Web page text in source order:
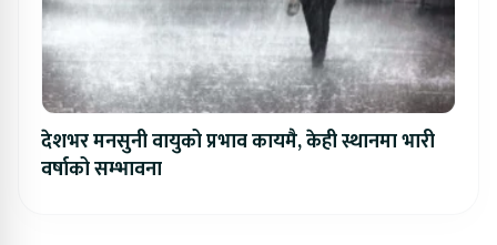
देशभर मनसुनी वायुको प्रभाव कायमै, केही स्थानमा भारी
वर्षाको सम्भावना